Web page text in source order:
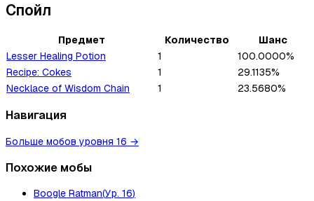
Спойл
Предмет Количество
Шанс
Lesser Healing Potion
1
100.0000%
Recipe: Cokes
1
29.1135%
Necklace of Wisdom Chain
1 23.5680%
Навигация
Больше мобов уровня 16 →
Похожие мобы
Boogle Ratman(Ур. 16)